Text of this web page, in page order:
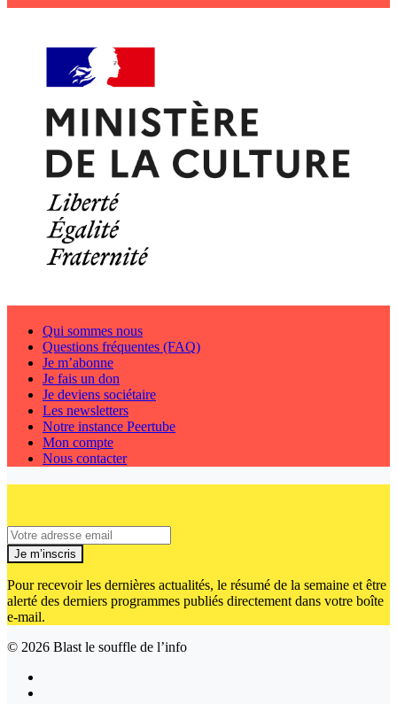
Qui sommes nous
Questions fréquentes (FAQ)
Je m’abonne
Je fais un don
Je deviens sociétaire
Les newsletters
Notre instance Peertube
Mon compte
Nous contacter
Je m’inscris
Pour recevoir les dernières actualités, le résumé de la semaine et être
alerté des derniers programmes publiés directement dans votre boîte
e-mail.
© 2026 Blast le souffle de l’info